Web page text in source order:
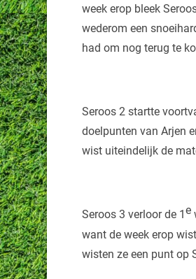
week erop bleek
wederom een
had om nog terug te
Seroos 2 startte
doelpunten van Arjen
wist uiteindelijk de
Seroos 3 verloor de 1e
want de week erop
wisten ze een punt op